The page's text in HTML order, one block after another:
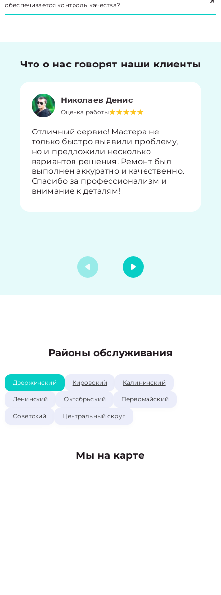
обеспечивается контроль качества?
Что о нас говорят наши клиенты
Николаев Денис
Оценка работы
Отличный сервис! Мастера не
только быстро выявили проблему,
но и предложили несколько
вариантов решения. Ремонт был
выполнен аккуратно и качественно.
Спасибо за профессионализм и
внимание к деталям!
Районы обслуживания
Дзержинский Кировский Калининский
Ленинский Октябрьский Первомайский
Советский Центральный округ
Мы на карте